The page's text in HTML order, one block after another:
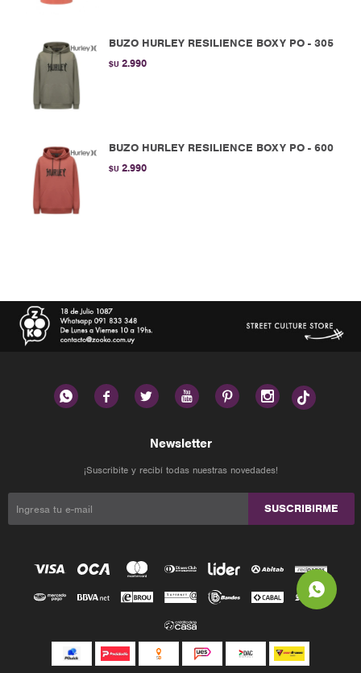
BUZO HURLEY RESILIENCE BOXY PO - 305
$U 2.990
BUZO HURLEY RESILIENCE BOXY PO - 600
$U 2.990
     
Newsletter
¡Suscribite y recibí todas nuestras novedades!
SUSCRIBIRME